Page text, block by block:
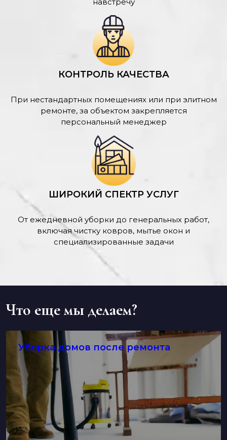
навстречу
КОНТРОЛЬ КАЧЕСТВА
При нестандартных помещениях или при элитном
ремонте, за объектом закрепляется
персональный менеджер
ШИРОКИЙ СПЕКТР УСЛУГ
От ежедневной уборки до генеральных работ,
включая чистку ковров, мытье окон и
специализированные задачи
Что еще мы делаем?
Уборка домов после ремонта